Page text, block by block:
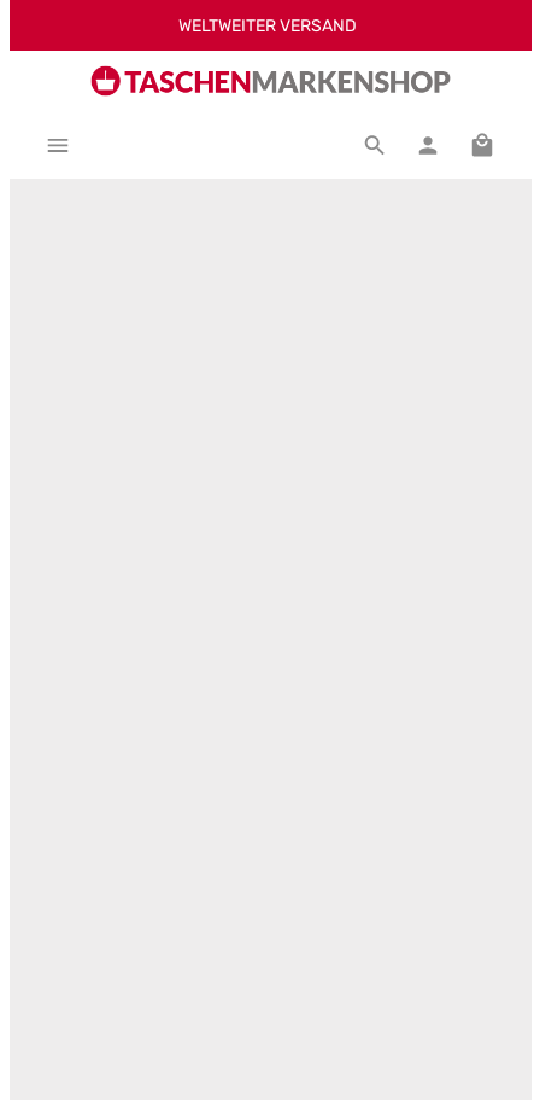
Zum Hauptinhalt springenWELTWEITER VERSAND